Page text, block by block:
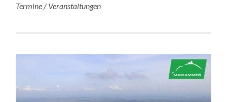
Termine / Veranstaltungen